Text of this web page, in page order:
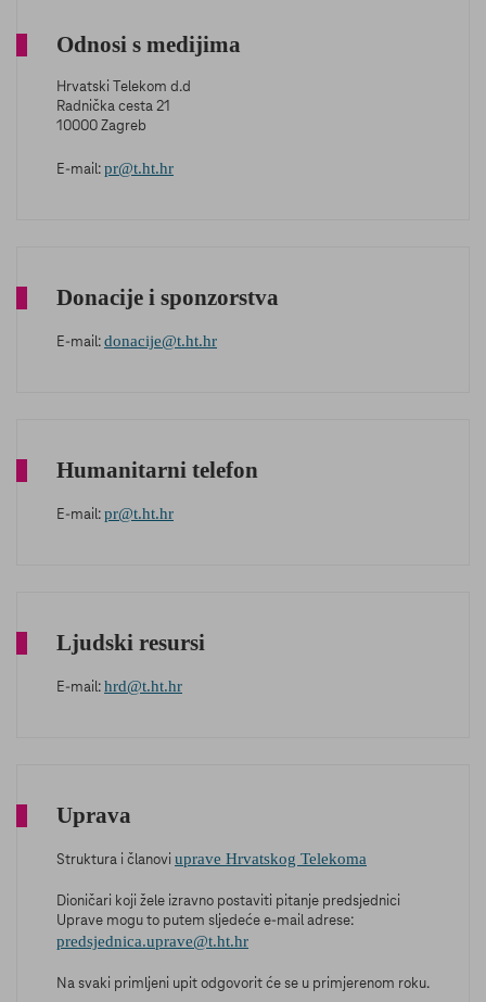
Odnosi s medijima
Hrvatski Telekom d.d
Radnička cesta 21
10000 Zagreb
E-mail: pr@t.ht.hr
Donacije i sponzorstva
E-mail: donacije@t.ht.hr
Humanitarni telefon
E-mail: pr@t.ht.hr
Ljudski resursi
E-mail: hrd@t.ht.hr
Uprava
Struktura i članovi uprave Hrvatskog Telekoma
Dioničari koji žele izravno postaviti pitanje predsjednici
Uprave mogu to putem sljedeće e-mail adrese:
predsjednica.uprave@t.ht.hr
Na svaki primljeni upit odgovorit će se u primjerenom roku.